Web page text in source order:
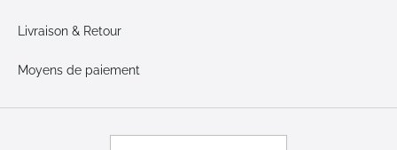
Livraison & Retour
Moyens de paiement